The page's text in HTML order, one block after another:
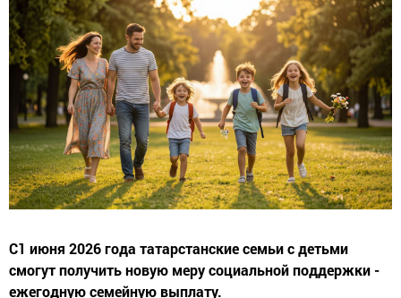
С1 июня 2026 года татарстанские семьи с детьми
смогут получить новую меру социальной поддержки -
ежегодную семейную выплату.